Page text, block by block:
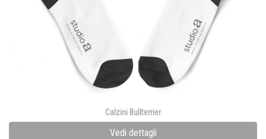
Calzini Bullterrier
Vedi dettagli